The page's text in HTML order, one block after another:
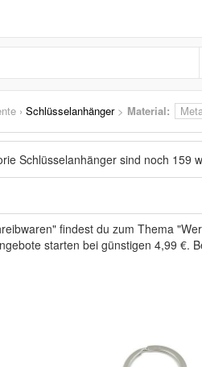
› Schlüsselanhänger> Material:
Schlüsselanhänger sind noch 159
findest du zum Thema
starten bei günstigen 4,99 €.